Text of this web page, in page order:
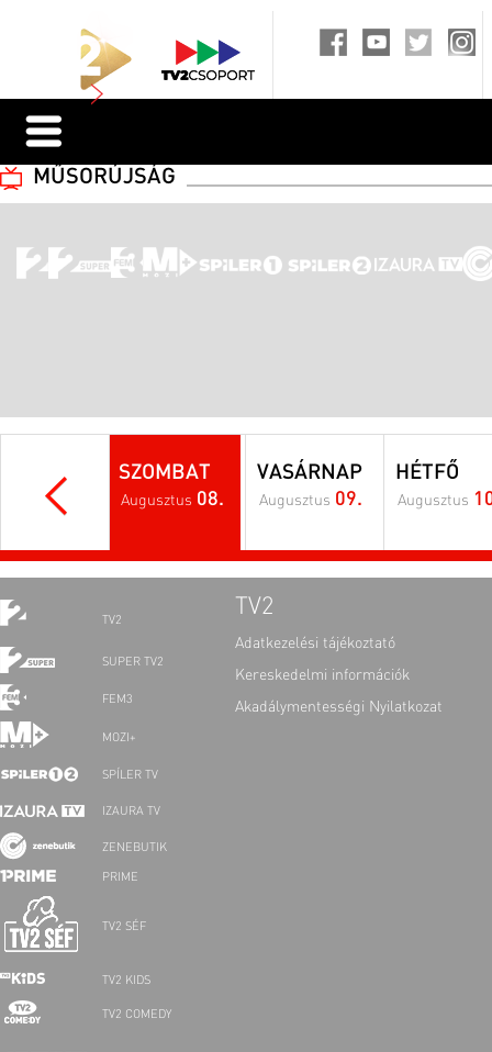
MŰSORÚJSÁG
SZOMBAT
Augusztus 08.
VASÁRNAP
Augusztus 09.
HÉTFŐ
Augusztus
TV2
SUPER TV2
FEM3
MOZI+
SPÍLER TV
IZAURA TV
ZENEBUTIK
PRIME
TV2 SÉF
TV2 KIDS
TV2 COMEDY
TV2
Adatkezelési tájékoztató
Kereskedelmi információk
Akadálymentességi Nyilatkozat